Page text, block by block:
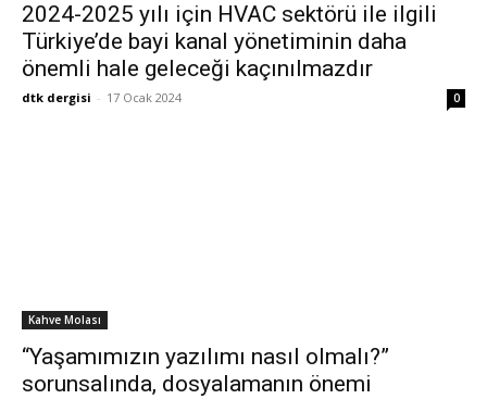
2024-2025 yılı için HVAC sektörü ile ilgili
Türkiye’de bayi kanal yönetiminin daha
önemli hale geleceği kaçınılmazdır
dtk dergisi - 17 Ocak 2024 0
Kahve Molası
“Yaşamımızın yazılımı nasıl olmalı?”
sorunsalında, dosyalamanın önemi